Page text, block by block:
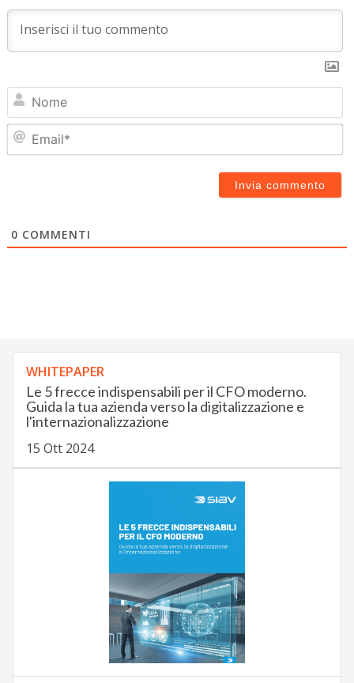
0 COMMENTI
WHITEPAPER
Le 5 frecce indispensabili per il CFO moderno.
Guida la tua azienda verso la digitalizzazione e
l'internazionalizzazione
15 Ott 2024